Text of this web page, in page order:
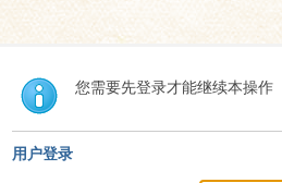
您需要先登录才能继续本操作
用户登录